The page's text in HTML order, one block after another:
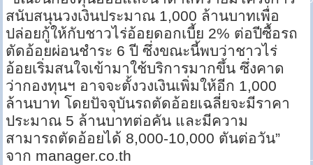
สนับสนุนวงเงินประมาณ 1,000 ล้านบาทเพื่อ
ปล่อยกู้ให้กับชาวไร่อ้อยดอกเบี้ย 2% ต่อปีซื้อรถ
ตัดอ้อยผ่อนชำระ 6 ปี ซึ่งขณะนี้พบว่าชาวไร่
อ้อยเริ่มสนใจเข้ามาใช้บริการมากขึ้น ซึ่งคาด
ว่ากองทุนฯ อาจจะตั้งวงเงินเพิ่มให้อีก 1,000
ล้านบาท โดยปัจจุบันรถตัดอ้อยเฉลี่ยจะมีราคา
ประมาณ 5 ล้านบาทต่อคัน และมีความ
สามารถตัดอ้อยได้ 8,000-10,000 ตันต่อวัน”
จาก manager.co.th